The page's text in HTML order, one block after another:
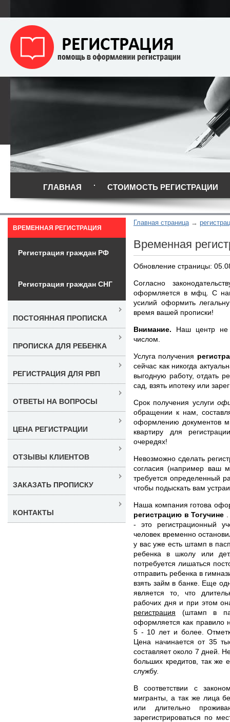
ГЛАВНАЯ СТОИМОСТЬ РЕГИСТРАЦИИ
Главная страница
Временная
Обновление страницы:
Согласно
оформляется в мфц. С
усилий оформить
время вашей прописки!
Внимание. Наш центр не
числом.
Услуга получения
сейчас как никогда
выгодную работу, отдать
сад, взять ипотеку или
Срок получения услуги
обращении к нам,
оформлению документов
квартиру для
очередях!
Невозможно сделать
согласия (например ваш
требуется определенный
чтобы подыскать вам
Наша компания готова
регистрацию в Тогучине
- это регистрационный
человек временно
у вас уже есть штамп в
ребенка в школу или
потребуется лишаться
отправить ребенка в
взять займ в банке. Еще
является то, что
рабочих дня и при этом
регистрация (штамп в
оформляется как правило
5 - 10 лет и более.
Цена начинается от 35
составляет около 7 дней.
больших кредитов, так же
службу.
В соответствии с
мигранты, а так же лица
или длительно
зарегистрироваться по
ВРЕМЕННАЯ РЕГИСТРАЦИЯ
Регистрация граждан РФ
Регистрация граждан СНГ
ПОСТОЯННАЯ ПРОПИСКА
ПРОПИСКА ДЛЯ РЕБЕНКА
РЕГИСТРАЦИЯ ДЛЯ РВП
ОТВЕТЫ НА ВОПРОСЫ
ЦЕНА РЕГИСТРАЦИИ
ОТЗЫВЫ КЛИЕНТОВ
ЗАКАЗАТЬ ПРОПИСКУ
КОНТАКТЫ